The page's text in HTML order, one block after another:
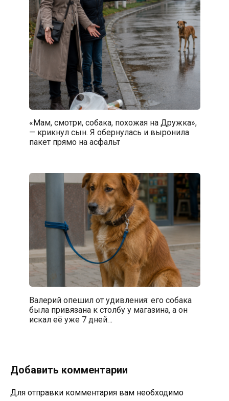
«Мам, смотри, собака, похожая на Дружка»,
— крикнул сын. Я обернулась и выронила
пакет прямо на асфальт
Валерий опешил от удивления: его собака
была привязана к столбу у магазина, а он
искал её уже 7 дней…
Добавить комментарии
Для отправки комментария вам необходимо